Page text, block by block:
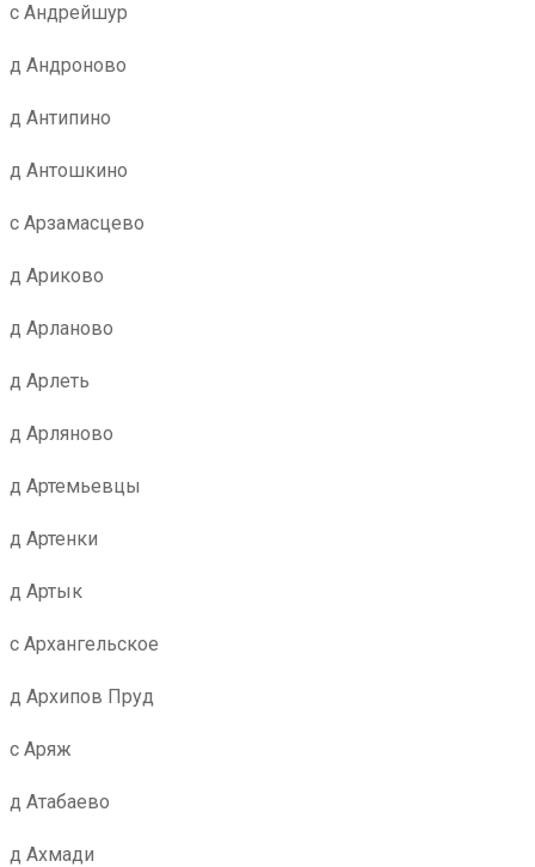
с Андрейшур
д Андроново
д Антипино
д Антошкино
с Арзамасцево
д Ариково
д Арланово
д Арлеть
д Арляново
д Артемьевцы
д Артенки
д Артык
с Архангельское
д Архипов Пруд
с Аряж
д Атабаево
д Ахмади